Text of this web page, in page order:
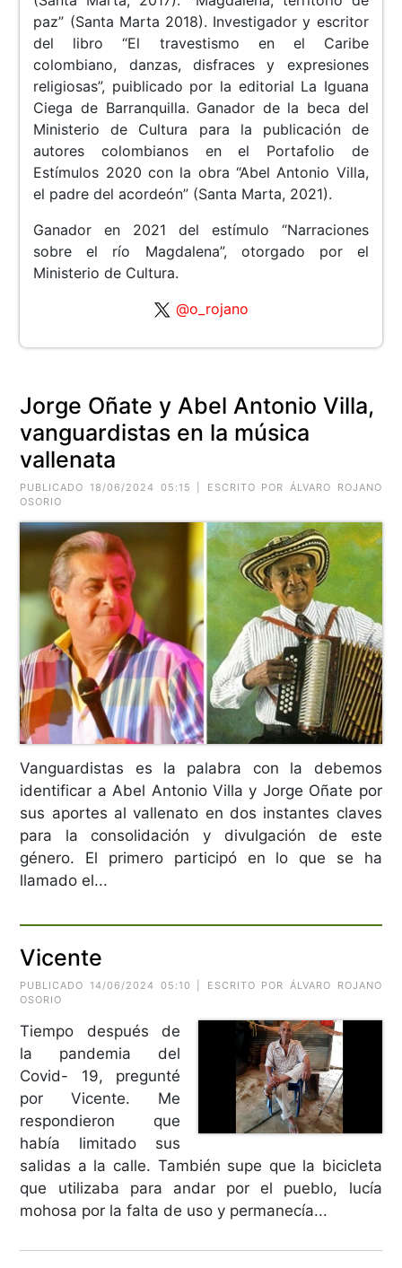
paz” (Santa Marta 2018). Investigador y escritor
del libro “El travestismo en el Caribe
colombiano, danzas, disfraces y expresiones
religiosas”, puiblicado por la editorial La Iguana
Ciega de Barranquilla. Ganador de la beca del
Ministerio de Cultura para la publicación de
autores colombianos en el Portafolio de
Estímulos 2020 con la obra “Abel Antonio Villa,
el padre del acordeón” (Santa Marta, 2021).
Ganador en 2021 del estímulo “Narraciones
sobre el río Magdalena”, otorgado por el
Ministerio de Cultura.
@o_rojano
Jorge Oñate y Abel Antonio Villa,
vanguardistas en la música
vallenata
PUBLICADO 18/06/2024 05:15 | ESCRITO POR ÁLVARO ROJANO
OSORIO
Vanguardistas es la palabra con la debemos
identificar a Abel Antonio Villa y Jorge Oñate por
sus aportes al vallenato en dos instantes claves
para la consolidación y divulgación de este
género. El primero participó en lo que se ha
llamado el...
Vicente
PUBLICADO 14/06/2024 05:10 | ESCRITO POR ÁLVARO ROJANO
OSORIO
Tiempo después de
la pandemia del
Covid- 19, pregunté
por Vicente. Me
respondieron que
había limitado sus
salidas a la calle. También supe que la bicicleta
que utilizaba para andar por el pueblo, lucía
mohosa por la falta de uso y permanecía...